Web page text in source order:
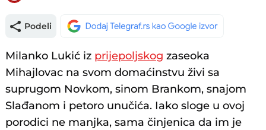
Podeli
Milanko Lukić iz prijepoljskog zaseoka
Mihajlovac na svom domaćinstvu živi sa
suprugom Novkom, sinom Brankom, snajom
Slađanom i petoro unučića. Iako sloge u ovoj
porodici ne manjka, sama činjenica da im je